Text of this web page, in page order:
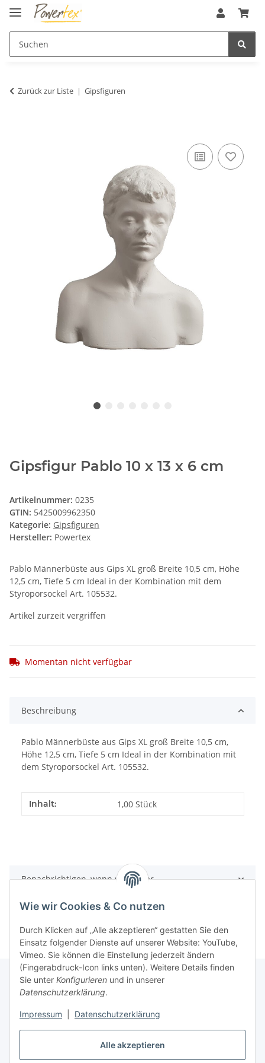
Alle akzeptieren
Wie wir Cookies & Co nutzen
Durch Klicken auf „Alle akzeptieren“ gestatten Sie den
Einsatz folgender Dienste auf unserer Website: YouTube,
Vimeo. Sie können die Einstellung jederzeit ändern
(Fingerabdruck-Icon links unten). Weitere Details finden
Sie unter Konfigurieren und in unserer
Datenschutzerklärung.
Impressum Datenschutzerklärung
Zurück zur Liste Gipsfiguren
Gipsfigur Pablo 10 x 13 x 6 cm
Artikelnummer: 0235
GTIN: 5425009962350
Kategorie: Gipsfiguren
Hersteller: Powertex
Pablo Männerbüste aus Gips XL groß Breite 10,5 cm, Höhe
12,5 cm, Tiefe 5 cm Ideal in der Kombination mit dem
Styroporsockel Art. 105532.
Artikel zurzeit vergriffen
Momentan nicht verfügbar
Beschreibung
Pablo Männerbüste aus Gips XL groß Breite 10,5 cm,
Höhe 12,5 cm, Tiefe 5 cm Ideal in der Kombination mit
dem Styroporsockel Art. 105532.
Produkteigenschaft
Wert
Inhalt: 1,00 Stück
Benachrichtigen, wenn verfügbar
Gesetzliche Informationen